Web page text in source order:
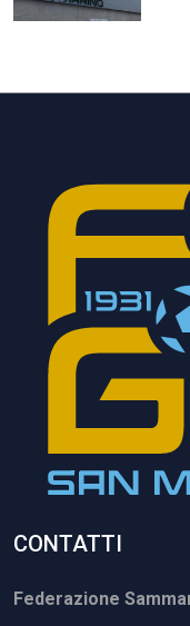
CONTATTI
Federazione